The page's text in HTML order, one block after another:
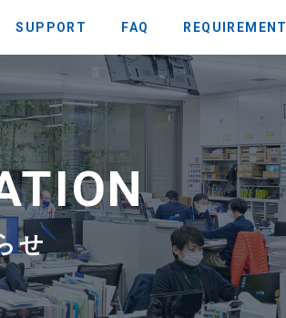
SUPPORT FAQ REQUIREMENT
せ